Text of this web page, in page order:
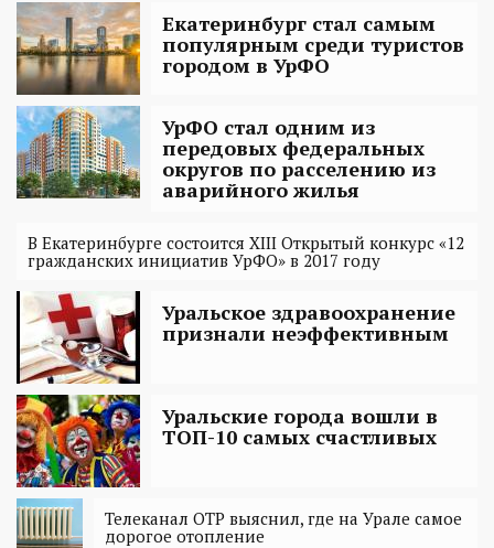
Екатеринбург стал самым
популярным среди туристов
городом в УрФО
УрФО стал одним из
передовых федеральных
округов по расселению из
аварийного жилья
В Екатеринбурге состоится XIII Открытый конкурс «12
гражданских инициатив УрФО» в 2017 году
Уральское здравоохранение
признали неэффективным
Уральские города вошли в
ТОП-10 самых счастливых
Телеканал ОТР выяснил, где на Урале самое
дорогое отопление